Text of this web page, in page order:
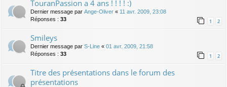
TouranPassion a 4 ans ! ! ! ! :)
Dernier message par Ange-Oliver « 11 avr. 2009, 23:08
Réponses : 33 1 2
Smileys
Dernier message par S-Line « 01 avr. 2009, 21:58
Réponses : 33 1 2
Titre des présentations dans le forum des
présentations